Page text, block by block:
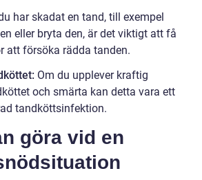
har skadat en tand, till exempel
eller bryta den, är det viktigt att få
att försöka rädda tanden.
Om du upplever kraftig
och smärta kan detta vara ett
tandköttsinfektion.
göra vid en